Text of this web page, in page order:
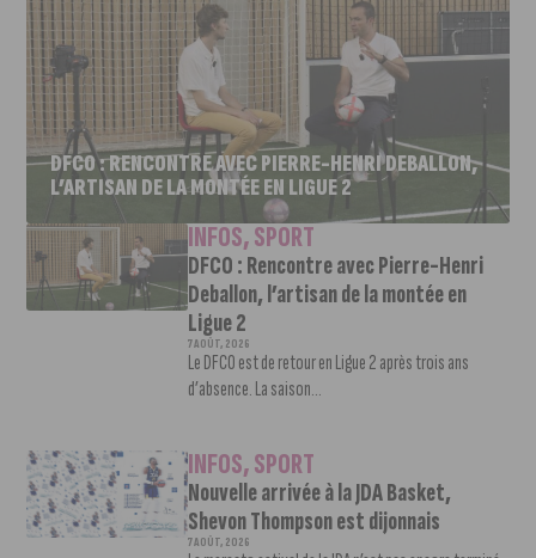
DFCO : RENCONTRE AVEC PIERRE-HENRI DEBALLON,
L’ARTISAN DE LA MONTÉE EN LIGUE 2
INFOS,SPORT
DFCO : Rencontre avec Pierre-Henri
Deballon, l’artisan de la montée en
Ligue 2
7 AOÛT, 2026
Le DFCO est de retour en Ligue 2 après trois ans
d’absence. La saison...
INFOS,SPORT
Nouvelle arrivée à la JDA Basket,
Shevon Thompson est dijonnais
7 AOÛT, 2026